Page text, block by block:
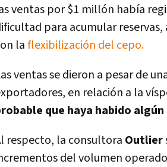
ventas por $1 millón había
para acumular
laflexibilización del cepo.
ventas se dieron a pesar de
en relación a la
que haya habido
respecto, la consultora Outlier
del volumen